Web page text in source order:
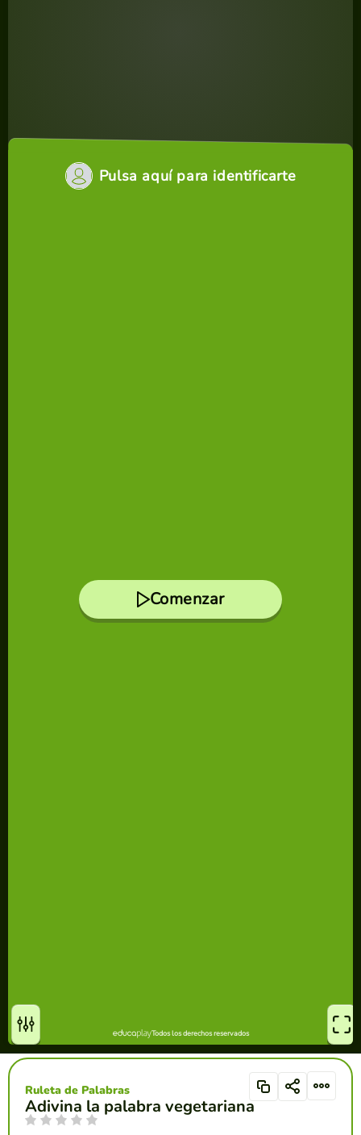
Adivina la palabra vegetariana
Ruleta de Palabras